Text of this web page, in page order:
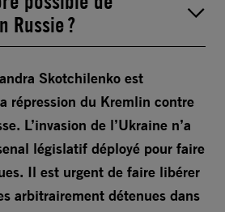
Russie ?
Skotchilenko est
répression du Kremlin contre
L’invasion de l’Ukraine n’a
législatif déployé pour faire
Il est urgent de faire libérer
arbitrairement détenues dans